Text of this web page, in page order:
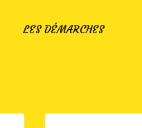
LES DÉMARCHES